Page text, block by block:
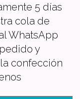
5 días
cola de
WhatsApp
y
confección